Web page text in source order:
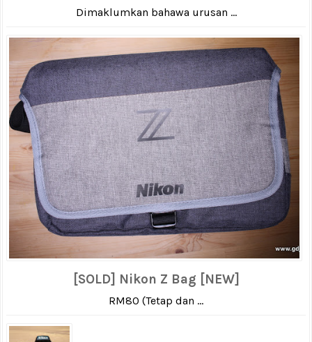
Dimaklumkan bahawa urusan ...
[SOLD] Nikon Z Bag [NEW]
RM80 (Tetap dan ...